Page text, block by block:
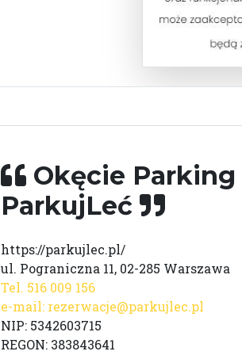
Okęcie Parking
ParkujLeć
https://parkujlec.pl/
ul. Pograniczna 11, 02-285 Warszawa
Tel. 516 009 156
e-mail: rezerwacje@parkujlec.pl
NIP: 5342603715
REGON: 383843641